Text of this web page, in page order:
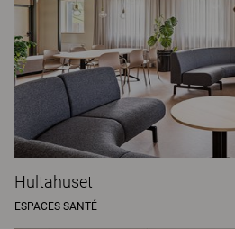
Hultahuset
ESPACES SANTÉ